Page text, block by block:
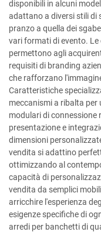
disponibili in alcuni
adattano a diversi stili di
pranzo a quella dei
vari formati di evento.
permettono agli
requisiti di branding
che rafforzano
Caratteristiche
meccanismi a ribalta
modulari di connessione
presentazione e
dimensioni
vendita si adattino
ottimizzando al
capacità di
vendita da semplici
arricchire l'esperienza
esigenze specifiche di
arredi per banchetti di